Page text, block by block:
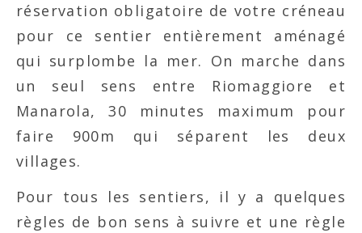
réservation obligatoire de votre créneau
pour ce sentier entièrement aménagé
qui surplombe la mer. On marche dans
un seul sens entre Riomaggiore et
Manarola, 30 minutes maximum pour
faire 900m qui séparent les deux
villages.
Pour tous les sentiers, il y a quelques
règles de bon sens à suivre et une règle